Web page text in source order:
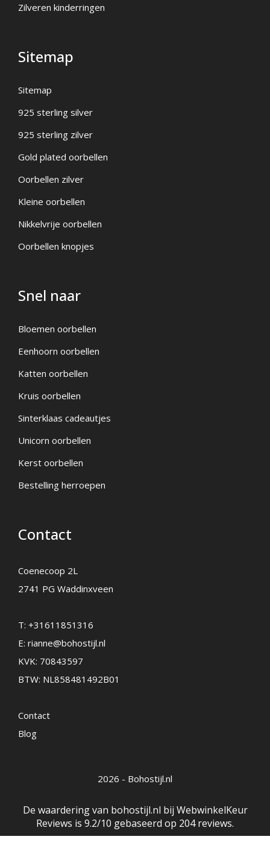
Zilveren kinderringen
Sitemap
Sitemap
925 sterling silver
925 sterling zilver
Gold plated oorbellen
Oorbellen zilver
Kleine oorbellen
Nikkelvrije oorbellen
Oorbellen knopjes
Snel naar
Bloemen oorbellen
Eenhoorn oorbellen
Katten oorbellen
Kruis oorbellen
Sinterklaas cadeautjes
Unicorn oorbellen
Kerst oorbellen
Bestelling herroepen
Contact
Coenecoop 2L
2741 PG Waddinxveen
T: +31611851316
E: rianne@bohostijl.nl
KVK: 70843597
BTW: NL858481492B01
Contact
Blog
2026 - Bohostijl.nl
De waardering van bohostijl.nl bij WebwinkelKeur
Reviews is 9.2/10 gebaseerd op 204 reviews.